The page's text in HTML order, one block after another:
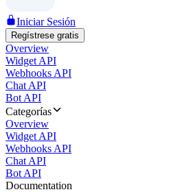
Iniciar Sesión
Regístrese gratis
Overview
Widget API
Webhooks API
Chat API
Bot API
Categorías
Overview
Widget API
Webhooks API
Chat API
Bot API
Documentation